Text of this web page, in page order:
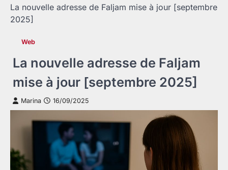
La nouvelle adresse de Faljam mise à jour [septembre
2025]
Web
La nouvelle adresse de Faljam
mise à jour [septembre 2025]
Marina 16/09/2025